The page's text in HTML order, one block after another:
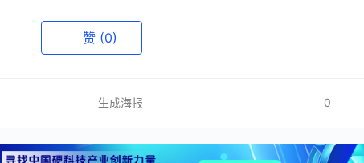
赞 (0)
生成海报 0